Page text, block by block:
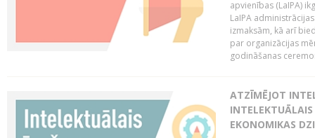
apvienības (LaIPA)
LaIPA
izmaksām, kā arī
par organizācijas
godināšanas
ATZĪMĒJOT
EKONOMIKAS